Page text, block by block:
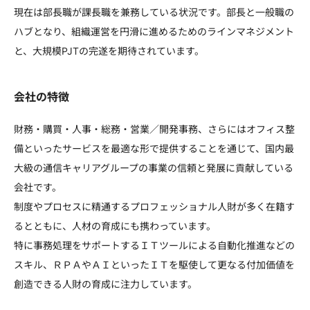
現在は部長職が課長職を兼務している状況です。部長と一般職の
ハブとなり、組織運営を円滑に進めるためのラインマネジメント
と、大規模PJTの完遂を期待されています。
会社の特徴
財務・購買・人事・総務・営業／開発事務、さらにはオフィス整
備といったサービスを最適な形で提供することを通じて、国内最
大級の通信キャリアグループの事業の信頼と発展に貢献している
会社です。
制度やプロセスに精通するプロフェッショナル人財が多く在籍す
るとともに、人材の育成にも携わっています。
特に事務処理をサポートするＩＴツールによる自動化推進などの
スキル、ＲＰＡやＡＩといったＩＴを駆使して更なる付加価値を
創造できる人財の育成に注力しています。